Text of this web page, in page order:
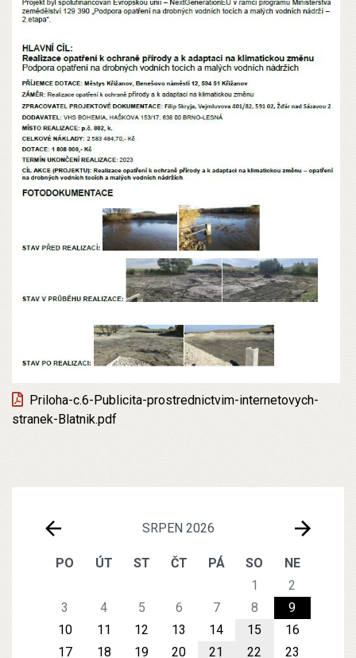
SRPEN 2026
PO ÚT ST ČT PÁ SO
NE
1
2
3
4 5 6 7 8
9
10
11 12 13 14 15
16
17
18 19 20 21 22
23
Priloha-c.6-Publicita-prostrednictvim-internetovych-
stranek-Blatnik.pdf